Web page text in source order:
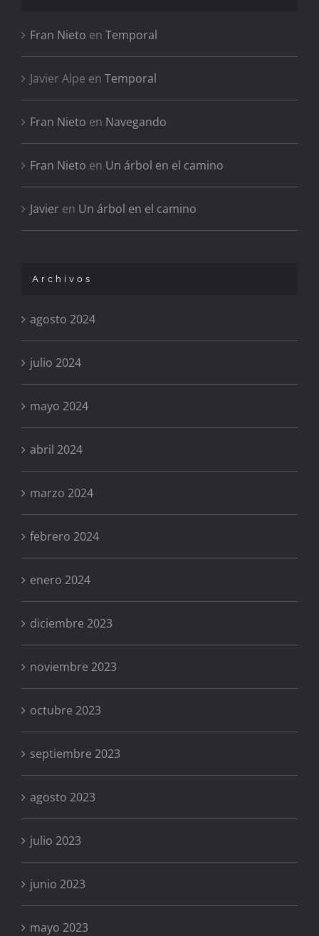
Fran Nieto en Temporal
Javier Alpe en Temporal
Fran Nieto en Navegando
Fran Nieto en Un árbol en el camino
Javier en Un árbol en el camino
Archivos
agosto 2024
julio 2024
mayo 2024
abril 2024
marzo 2024
febrero 2024
enero 2024
diciembre 2023
noviembre 2023
octubre 2023
septiembre 2023
agosto 2023
julio 2023
junio 2023
mayo 2023